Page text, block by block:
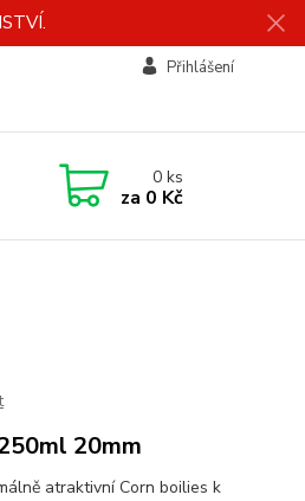
Přihlášení
0ks
za 0 Kč
20mm
atraktivní Corn boilies k